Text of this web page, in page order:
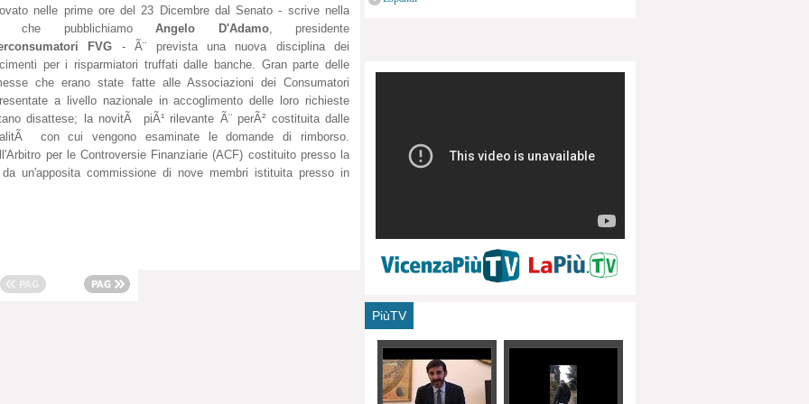
nelle prime ore del 23 Dicembre dal Senato - scrive nella
che pubblichiamoAngelo D'Adamo, presidente
FVG - Ã¨ prevista una nuova disciplina dei
per i risparmiatori truffati dalle banche. Gran parte delle
che erano state fatte alle Associazioni dei Consumatori
a livello nazionale in accoglimento delle loro richieste
disattese; la novitÃ piÃ¹ rilevante Ã¨ perÃ² costituita dalle
con cui vengono esaminate le domande di rimborso.
per le Controversie Finanziarie (ACF) costituito presso la
un'apposita commissione di nove membri istituita presso in
PiùTV